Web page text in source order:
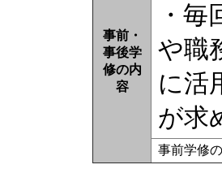
事前・
事後学
修の内
容
・
や職
に活
が求
事前学修